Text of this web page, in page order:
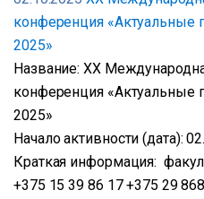
конференция «Актуальные
2025»
Название: XX
конференция «Актуальные
2025»
Начало активности (дата):
Краткая информация:
+375 15 39 86 17 +375 29